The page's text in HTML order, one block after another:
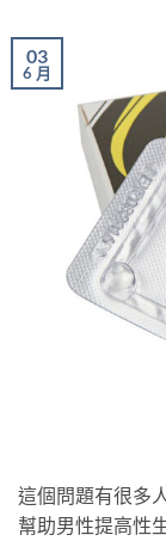
03
6 月
這個問題有很多
幫助男性提高性